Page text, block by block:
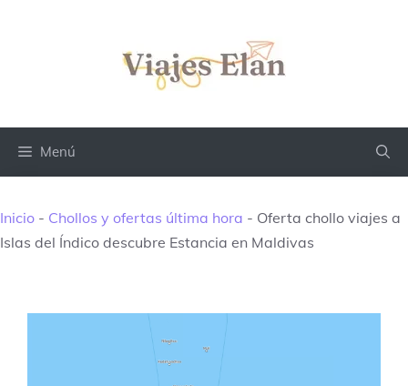
Menú
Inicio - Chollos y ofertas última hora - Oferta chollo viajes a
Islas del Índico descubre Estancia en Maldivas